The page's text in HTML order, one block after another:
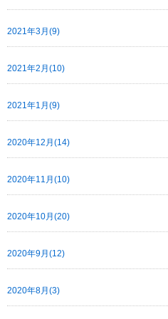
2021年3月(9)
2021年2月(10)
2021年1月(9)
2020年12月(14)
2020年11月(10)
2020年10月(20)
2020年9月(12)
2020年8月(3)